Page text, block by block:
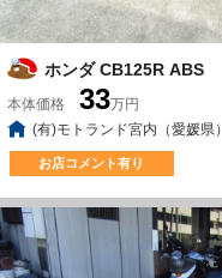
ホンダ CB125R ABS
本体価格 33万円
(有)モトランド宮内（愛媛県）
お店コメント有り